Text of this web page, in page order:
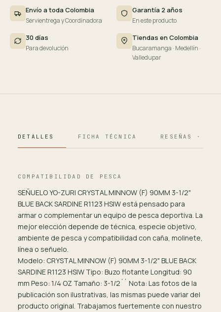
Envío a toda Colombia
Servientrega y Coordinadora
Garantía 2 años
En este producto
30 días
Para devolución
Tiendas en Colombia
Bucaramanga · Medellín ·
Valledupar
DETALLES FICHA TÉCNICA RESEÑAS · 124
COMPATIBILIDAD DE PESCA
SEÑUELO YO-ZURI CRYSTAL MINNOW (F) 90MM 3-1/2"
BLUE BACK SARDINE R1123 HSIW está pensado para
armar o complementar un equipo de pesca deportiva. La
mejor elección depende de técnica, especie objetivo,
ambiente de pesca y compatibilidad con caña, molinete,
línea o señuelo.
Modelo: CRYSTAL MINNOW (F) 90MM 3-1/2" BLUE BACK
SARDINE R1123 HSIW Tipo: Buzo flotante Longitud: 90
mm Peso: 1/4 OZ Tamaño: 3-1/2´´ Nota: Las fotos de la
publicación son ilustrativas, las mismas puede variar del
producto original. Trabajamos fuertemente con nuestro